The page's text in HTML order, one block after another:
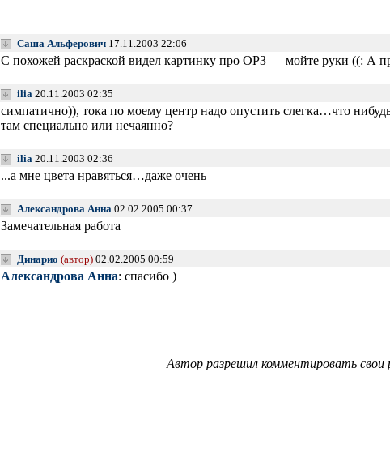
Саша Альферович17.11.2003 22:06
С похожей раскраской видел картинку про ОРЗ — мойте руки ((: А
ilia20.11.2003 02:35
симпатично)), тока по моему центр надо опустить слегка…что
там специально или нечаянно?
ilia20.11.2003 02:36
...а мне цвета нравяться…даже очень
Александрова Анна02.02.2005 00:37
Замечательная работа
Динарио (автор)02.02.2005 00:59
Александрова Анна: спасибо )
Автор разрешил комментировать